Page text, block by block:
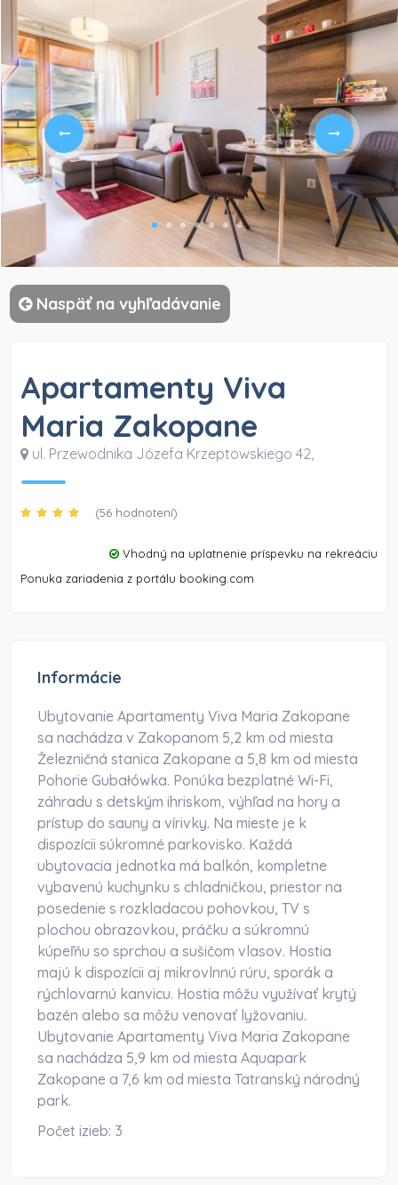
Naspäť na vyhľadávanie
Apartamenty Viva
Maria Zakopane
ul. Przewodnika Józefa Krzeptowskiego 42,
(56 hodnotení)
Vhodný na uplatnenie príspevku na rekreáciu
Ponuka zariadenia z portálu booking.com
Informácie
Ubytovanie Apartamenty Viva Maria Zakopane
sa nachádza v Zakopanom 5,2 km od miesta
Železničná stanica Zakopane a 5,8 km od miesta
Pohorie Gubałówka. Ponúka bezplatné Wi-Fi,
záhradu s detským ihriskom, výhľad na hory a
prístup do sauny a vírivky. Na mieste je k
dispozícii súkromné parkovisko. Každá
ubytovacia jednotka má balkón, kompletne
vybavenú kuchynku s chladničkou, priestor na
posedenie s rozkladacou pohovkou, TV s
plochou obrazovkou, práčku a súkromnú
kúpeľňu so sprchou a sušičom vlasov. Hostia
majú k dispozícii aj mikrovlnnú rúru, sporák a
rýchlovarnú kanvicu. Hostia môžu využívať krytý
bazén alebo sa môžu venovať lyžovaniu.
Ubytovanie Apartamenty Viva Maria Zakopane
sa nachádza 5,9 km od miesta Aquapark
Zakopane a 7,6 km od miesta Tatranský národný
park.
Počet izieb: 3